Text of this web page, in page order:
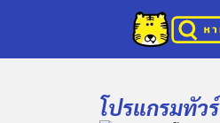
โปรแกรมทัวร์